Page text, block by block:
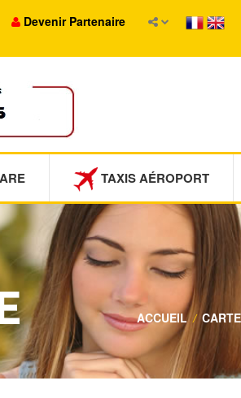
Devenir Partenaire
TAXIS AÉROPORT
ACCUEIL /